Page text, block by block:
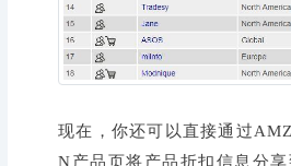
现在，你还可以直接通过
N产品页将产品折扣信息分